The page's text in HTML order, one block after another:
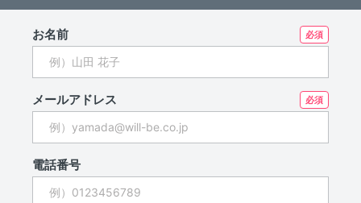
お名前
メールアドレス
電話番号